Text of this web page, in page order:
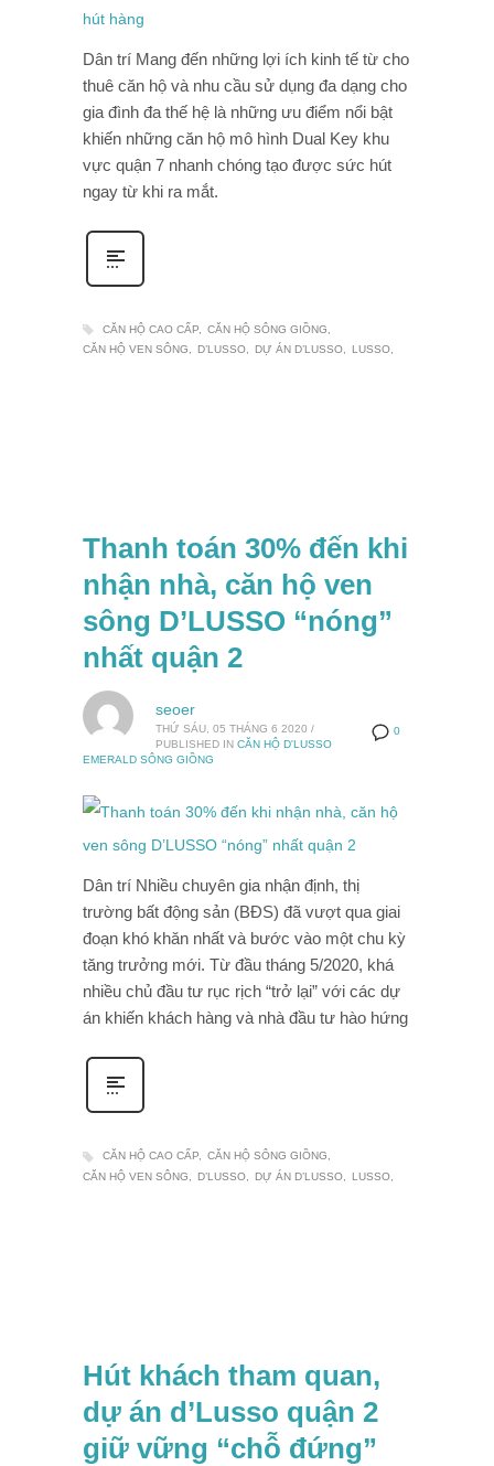
Dân trí Mang đến những lợi ích kinh tế từ cho
thuê căn hộ và nhu cầu sử dụng đa dạng cho
gia đình đa thế hệ là những ưu điểm nổi bật
khiến những căn hộ mô hình Dual Key khu
vực quận 7 nhanh chóng tạo được sức hút
ngay từ khi ra mắt.
CĂN HỘ CAO CẤP
CĂN HỘ SÔNG GIỒNG
CĂN HỘ VEN SÔNG
D’LUSSO DỰ ÁN D’LUSSO LUSSO
Thanh toán 30% đến khi
nhận nhà, căn hộ ven
sông D’LUSSO “nóng”
nhất quận 2
0
seoer
THỨ SÁU, 05 THÁNG 6 2020 /
PUBLISHED IN CĂN HỘ D'LUSSO
EMERALD SÔNG GIỒNG
Dân trí Nhiều chuyên gia nhận định, thị
trường bất động sản (BĐS) đã vượt qua giai
đoạn khó khăn nhất và bước vào một chu kỳ
tăng trưởng mới. Từ đầu tháng 5/2020, khá
nhiều chủ đầu tư rục rịch “trở lại” với các dự
án khiến khách hàng và nhà đầu tư hào hứng
CĂN HỘ CAO CẤP
CĂN HỘ SÔNG GIỒNG
CĂN HỘ VEN SÔNG
D’LUSSO DỰ ÁN D’LUSSO LUSSO
Hút khách tham quan,
dự án d’Lusso quận 2
giữ vững “chỗ đứng”